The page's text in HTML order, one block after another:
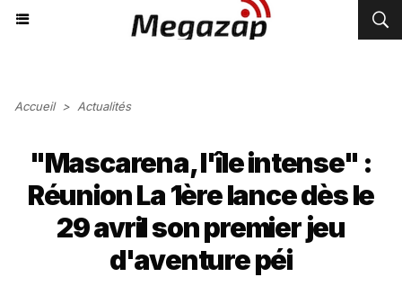
Accueil > Actualités
"Mascarena, l'île intense" :
Réunion La 1ère lance dès le
29 avril son premier jeu
d'aventure péi